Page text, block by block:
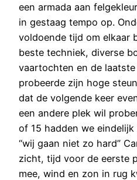
een armada aan
in gestaag tempo op.
voldoende tijd om elkaar
beste techniek, diverse
vaartochten en de
probeerde zijn hoge
dat de volgende keer
een andere plek wil
of 15 hadden we eindelijk
“wij gaan niet zo hard”
zicht, tijd voor de eerste
mee, wind en zon in rug